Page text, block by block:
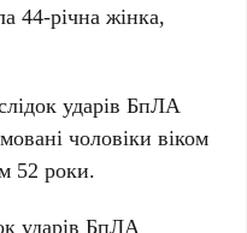
44-річна жінка,
ударів БпЛА
чоловіки віком
52 роки.
ударів БпЛА